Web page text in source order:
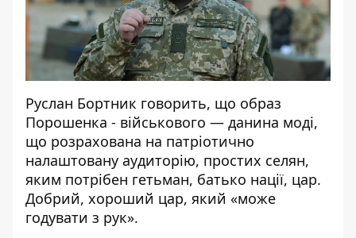
Руслан Бортник говорить, що образ
Порошенка - військового — данина моді,
що розрахована на патріотично
налаштовану аудиторію, простих селян,
яким потрібен гетьман, батько нації, цар.
Добрий, хороший цар, який «може
годувати з рук».